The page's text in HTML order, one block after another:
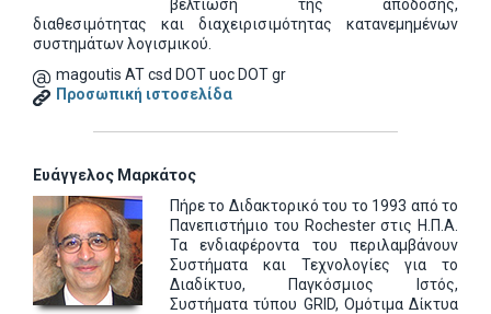
βελτίωση της απόδοσης,
διαθεσιμότητας και διαχειρισιμότητας κατανεμημένων
συστημάτων λογισμικού.
magoutis AT csd DOT uoc DOT gr
Προσωπική ιστοσελίδα
Ευάγγελος Μαρκάτος
Πήρε το Διδακτορικό του το 1993 από το
Πανεπιστήμιο του Rochester στις Η.Π.Α.
Τα ενδιαφέροντα του περιλαμβάνουν
Συστήματα και Τεχνολογίες για το
Διαδίκτυο, Παγκόσμιος Ιστός,
Συστήματα τύπου GRID, Ομότιμα Δίκτυα